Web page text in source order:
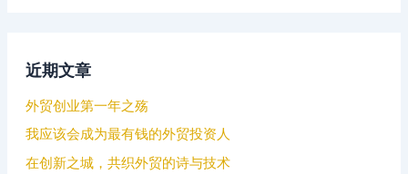
近期文章
外贸创业第一年之殇
我应该会成为最有钱的外贸投资人
在创新之城，共织外贸的诗与技术